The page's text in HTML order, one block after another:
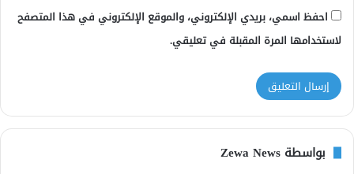
احفظ اسمي، بريدي الإلكتروني، والموقع الإلكتروني في هذا المتصفح
لاستخدامها المرة المقبلة في تعليقي.
بواسطة Zewa News